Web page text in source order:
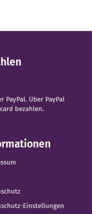
PayPal. Über PayPal
bezahlen.
Einstellungen